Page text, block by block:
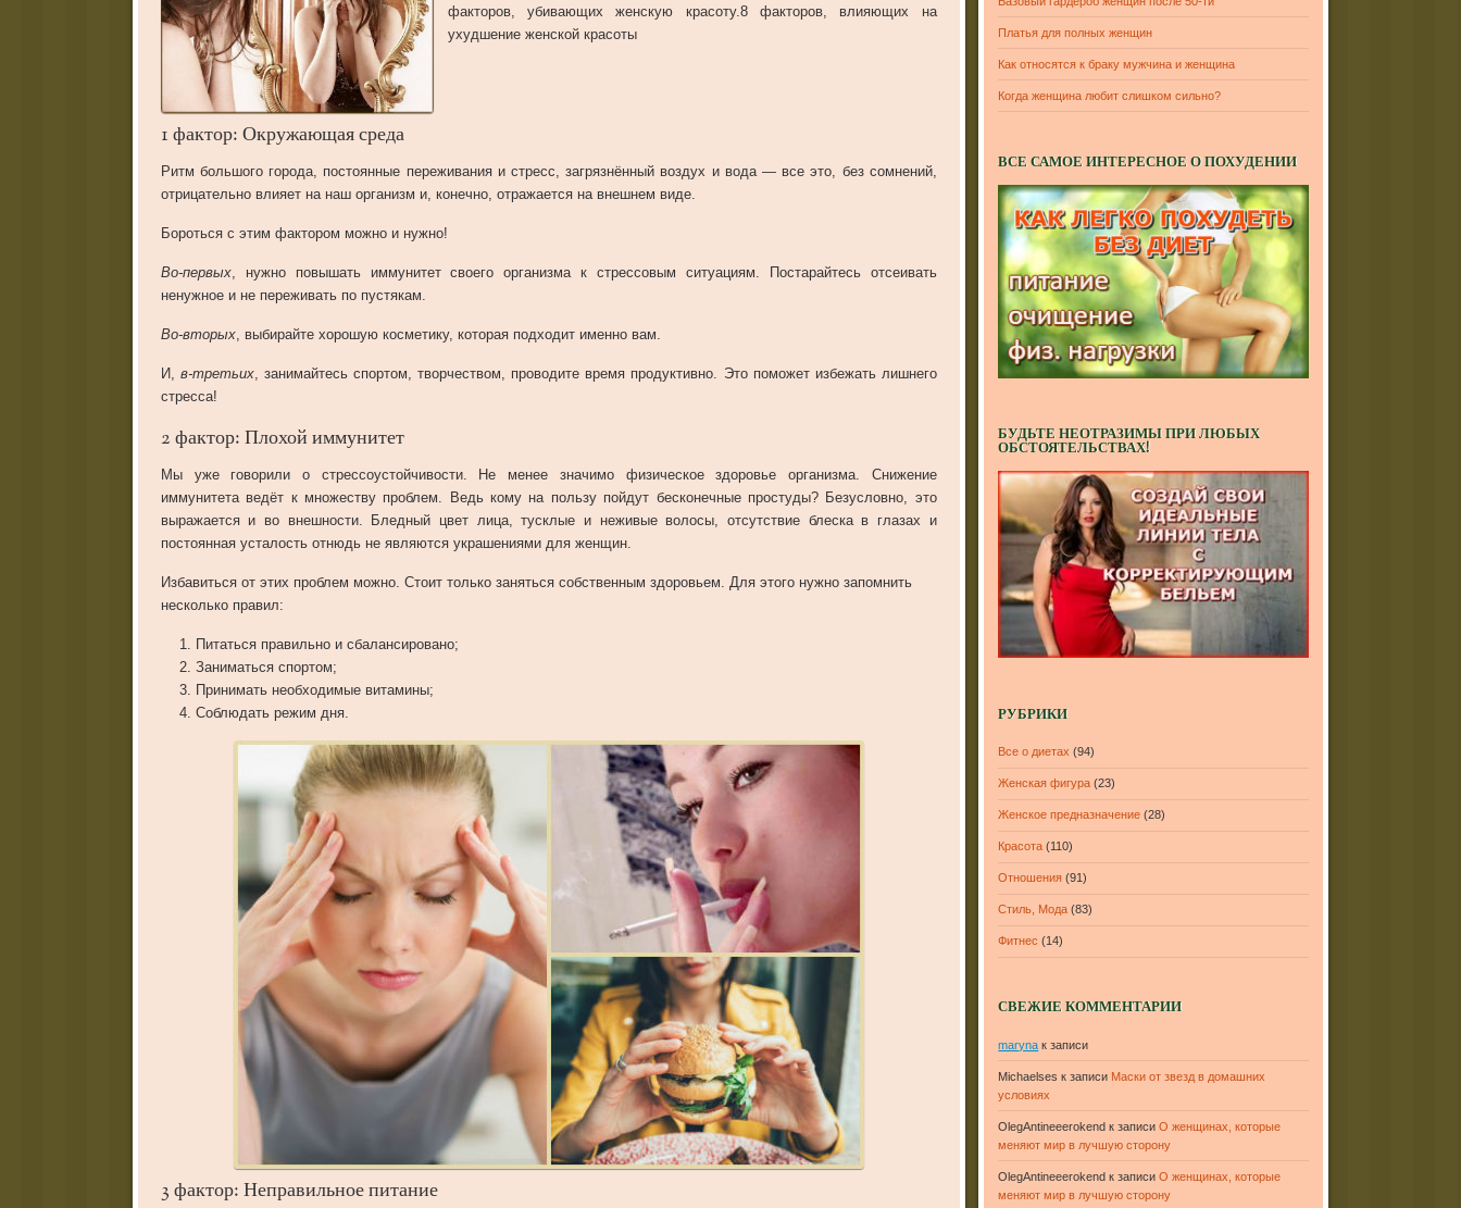
факторов, убивающих женскую красоту.8 факторов, влияющих на
ухудшение женской красоты
1 фактор: Окружающая среда
Ритм большого города, постоянные переживания и стресс, загрязнённый воздух и вода — все это, без сомнений,
отрицательно влияет на наш организм и, конечно, отражается на внешнем виде.
Бороться с этим фактором можно и нужно!
Во-первых, нужно повышать иммунитет своего организма к стрессовым ситуациям. Постарайтесь отсеивать
ненужное и не переживать по пустякам.
Во-вторых, выбирайте хорошую косметику, которая подходит именно вам.
И, в-третьих, занимайтесь спортом, творчеством, проводите время продуктивно. Это поможет избежать лишнего
стресса!
2 фактор: Плохой иммунитет
Мы уже говорили о стрессоустойчивости. Не менее значимо физическое здоровье организма. Снижение
иммунитета ведёт к множеству проблем. Ведь кому на пользу пойдут бесконечные простуды? Безусловно, это
выражается и во внешности. Бледный цвет лица, тусклые и неживые волосы, отсутствие блеска в глазах и
постоянная усталость отнюдь не являются украшениями для женщин.
Избавиться от этих проблем можно. Стоит только заняться собственным здоровьем. Для этого нужно запомнить
несколько правил:
Питаться правильно и сбалансировано;
Заниматься спортом;
Принимать необходимые витамины;
Соблюдать режим дня.
3 фактор: Неправильное питание
Платья для полных женщин
Как относятся к браку мужчина и женщина
Когда женщина любит слишком сильно?
ВСЕ САМОЕ ИНТЕРЕСНОЕ О ПОХУДЕНИИ
БУДЬТЕ НЕОТРАЗИМЫ ПРИ ЛЮБЫХ
ОБСТОЯТЕЛЬСТВАХ!
РУБРИКИ
Все о диетах (94)
Женская фигура (23)
Женское предназначение (28)
Красота (110)
Отношения (91)
Стиль, Мода (83)
Фитнес (14)
СВЕЖИЕ КОММЕНТАРИИ
maryna к записи
Michaelses к записи Маски от звезд в домашних
условиях
OlegAntineeerokend к записиО женщинах, которые
меняют мир в лучшую сторону
OlegAntineeerokend к записиО женщинах, которые
меняют мир в лучшую сторону